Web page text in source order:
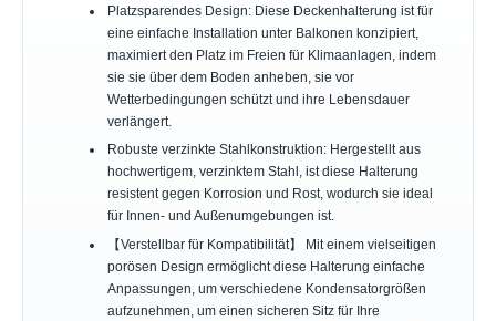
Platzsparendes Design: Diese Deckenhalterung ist für
eine einfache Installation unter Balkonen konzipiert,
maximiert den Platz im Freien für Klimaanlagen, indem
sie sie über dem Boden anheben, sie vor
Wetterbedingungen schützt und ihre Lebensdauer
verlängert.
Robuste verzinkte Stahlkonstruktion: Hergestellt aus
hochwertigem, verzinktem Stahl, ist diese Halterung
resistent gegen Korrosion und Rost, wodurch sie ideal
für Innen- und Außenumgebungen ist.
【Verstellbar für Kompatibilität】 Mit einem vielseitigen
porösen Design ermöglicht diese Halterung einfache
Anpassungen, um verschiedene Kondensatorgrößen
aufzunehmen, um einen sicheren Sitz für Ihre